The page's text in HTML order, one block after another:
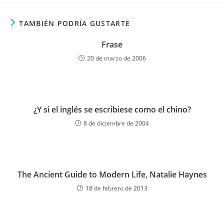
TAMBIÉN PODRÍA GUSTARTE
Frase
20 de marzo de 2006
¿Y si el inglés se escribiese como el chino?
8 de diciembre de 2004
The Ancient Guide to Modern Life, Natalie Haynes
18 de febrero de 2013